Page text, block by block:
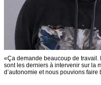
«Ça demande beaucoup de
sont les derniers à intervenir sur la
d’autonomie et nous pouvions